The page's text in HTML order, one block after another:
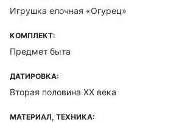
Игрушка елочная «Огурец»
КОМПЛЕКТ:
Предмет быта
ДАТИРОВКА:
Вторая половина XX века
МАТЕРИАЛ, ТЕХНИКА: